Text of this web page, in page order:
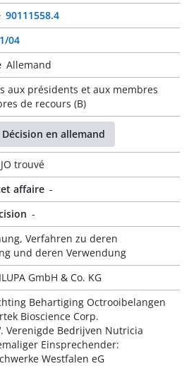
90111558.4
04
Allemand
aux présidents et aux membres
de recours (B)
Décision en allemand
trouvé
affaire -
-
Verfahren zu deren
und deren Verwendung
GmbH & Co. KG
Behartiging Octrooibelangen
Bioscience Corp.
Verenigde Bedrijven Nutricia
Einsprechender:
Westfalen eG